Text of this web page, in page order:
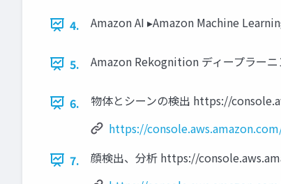
4. Amazon AI ▸Amazon Machine
5. Amazon Rekognition ディープラー
6.
物体とシーンの検出 https://
https://
7.
顔検出、分析 https://